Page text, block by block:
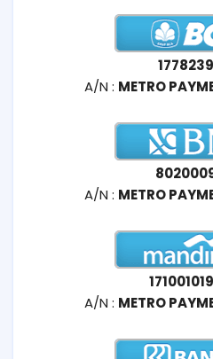
A/N : METRO
A/N : METRO
A/N : METRO